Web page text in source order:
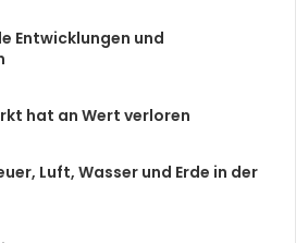
Entwicklungen und
hat an Wert verloren
Luft, Wasser und Erde in der